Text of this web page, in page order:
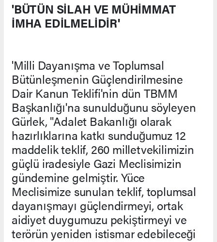
'BÜTÜN SİLAH VE MÜHİMMAT
İMHA EDİLMELİDİR'
'Milli Dayanışma ve Toplumsal
Bütünleşmenin Güçlendirilmesine
Dair Kanun Teklifi'nin dün TBMM
Başkanlığı'na sunulduğunu söyleyen
Gürlek, "Adalet Bakanlığı olarak
hazırlıklarına katkı sunduğumuz 12
maddelik teklif, 260 milletvekilimizin
güçlü iradesiyle Gazi Meclisimizin
gündemine gelmiştir. Yüce
Meclisimize sunulan teklif, toplumsal
dayanışmayı güçlendirmeyi, ortak
aidiyet duygumuzu pekiştirmeyi ve
terörün yeniden istismar edebileceği